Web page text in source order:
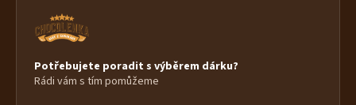
Potřebujete poradit s výběrem dárku?
Rádi vám s tím pomůžeme